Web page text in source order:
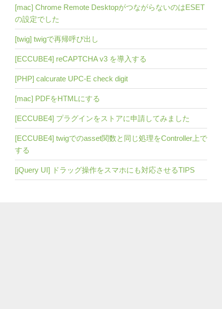
[mac] Chrome Remote DesktopがつながらないのはESET
の設定でした
[twig] twigで再帰呼び出し
[ECCUBE4] reCAPTCHA v3 を導入する
[PHP] calcurate UPC-E check digit
[mac] PDFをHTMLにする
[ECCUBE4] プラグインをストアに申請してみました
[ECCUBE4] twigでのasset関数と同じ処理をController上で
する
[jQuery UI] ドラッグ操作をスマホにも対応させるTIPS